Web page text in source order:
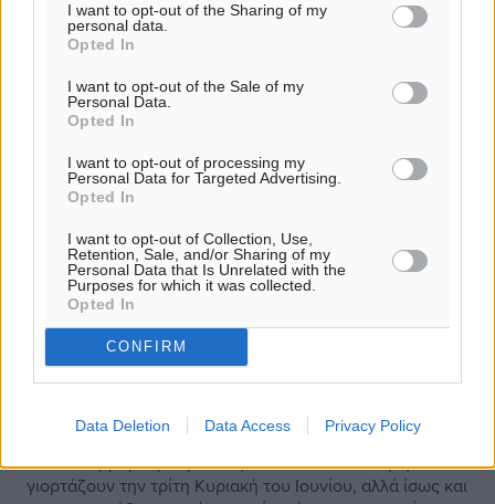
I want to opt-out of the Sharing of my
personal data.
Opted In
I want to opt-out of the Sale of my
Personal Data.
Opted In
I want to opt-out of processing my
Personal Data for Targeted Advertising.
Opted In
I want to opt-out of Collection, Use,
Retention, Sale, and/or Sharing of my
Personal Data that Is Unrelated with the
Purposes for which it was collected.
Opted In
CONFIRM
Data Deletion Data Access Privacy Policy
Έχει κι εκείνος την Παγκόσμια Ημέρα
του κι ας μην το ξέρει
Δισεκατομμύρια μπαμπάδες σε όλον τον πλανήτη
γιορτάζουν την τρίτη Κυριακή του Ιουνίου, αλλά ίσως και